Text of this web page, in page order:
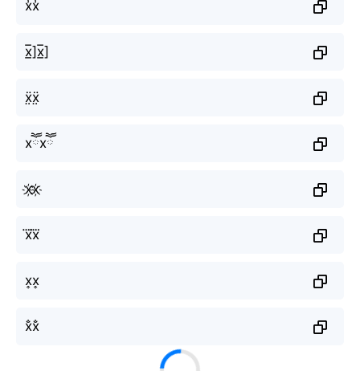
x̾x̾
x̲̅]x̲̅]
ẍ̤ẍ̤
xཽxཽ
x҉x҉
x⃜x⃜
x͎x͎
x̐x̐